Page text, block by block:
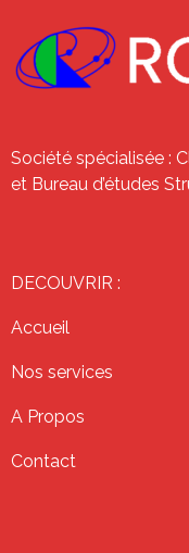
Société spécialisée :
et Bureau d’études
DECOUVRIR :
Accueil
Nos services
A Propos
Contact